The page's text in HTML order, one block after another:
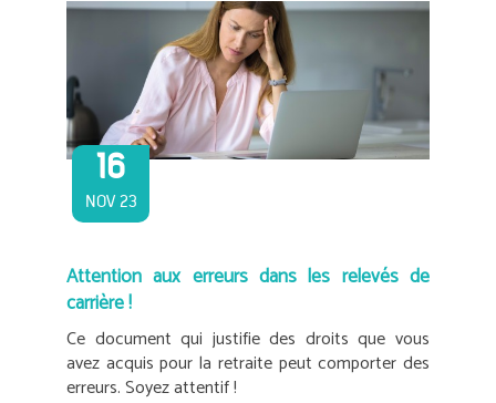
16
NOV 23
Attention aux erreurs dans les relevés de
carrière !
Ce document qui justifie des droits que vous
avez acquis pour la retraite peut comporter des
erreurs. Soyez attentif !